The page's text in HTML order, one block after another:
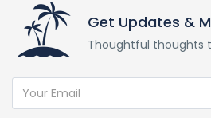
Get Updates &
Thoughtful thoughts